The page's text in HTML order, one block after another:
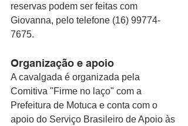
reservas podem ser feitas com
Giovanna, pelo telefone (16) 99774-
7675.
Organização e apoio
A cavalgada é organizada pela
Comitiva "Firme no laço" com a
Prefeitura de Motuca e conta com o
apoio do Serviço Brasileiro de Apoio às